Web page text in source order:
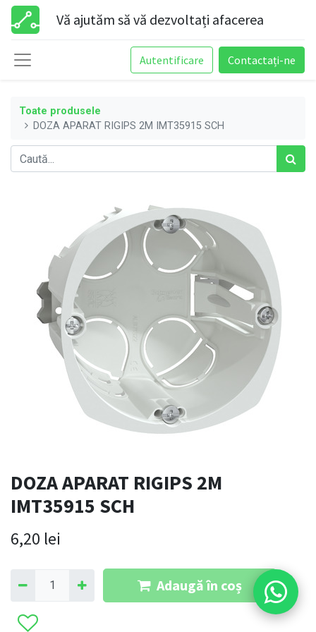
Vă ajutăm să vă dezvoltați afacerea
Autentificare Contactați-ne
Toate produsele
DOZA APARAT RIGIPS 2M IMT35915 SCH
DOZA APARAT RIGIPS 2M
IMT35915 SCH
6,20 lei
Adaugă în coș